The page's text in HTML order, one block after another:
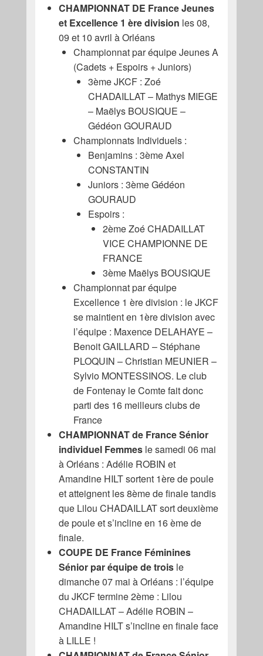
CHAMPIONNAT DE France Jeunes
et Excellence 1 ère division les 08,
09 et 10 avril à Orléans
Championnat par équipe Jeunes A
(Cadets + Espoirs + Juniors)
3ème JKCF : Zoé
CHADAILLAT – Mathys MIEGE
– Maëlys BOUSIQUE –
Gédéon GOURAUD
Championnats Individuels :
Benjamins : 3ème Axel
CONSTANTIN
Juniors : 3ème Gédéon
GOURAUD
Espoirs :
2ème Zoé CHADAILLAT
VICE CHAMPIONNE DE
FRANCE
3ème Maëlys BOUSIQUE
Championnat par équipe
Excellence 1 ère division : le JKCF
se maintient en 1ère division avec
l’équipe : Maxence DELAHAYE –
Benoit GAILLARD – Stéphane
PLOQUIN – Christian MEUNIER –
Sylvio MONTESSINOS. Le club
de Fontenay le Comte fait donc
parti des 16 meilleurs clubs de
France
CHAMPIONNAT de France Sénior
individuel Femmesle samedi 06 mai
à Orléans : Adélie ROBIN et
Amandine HILT sortent 1ère de poule
et atteignent les 8ème de finale tandis
que Lilou CHADAILLAT sort deuxième
de poule et s’incline en 16 ème de
finale.
COUPE DE France Féminines
Sénior par équipe de troisle
dimanche 07 mai à Orléans : l’équipe
du JKCF termine 2ème : Lilou
CHADAILLAT – Adélie ROBIN –
Amandine HILT s’incline en finale face
à LILLE !